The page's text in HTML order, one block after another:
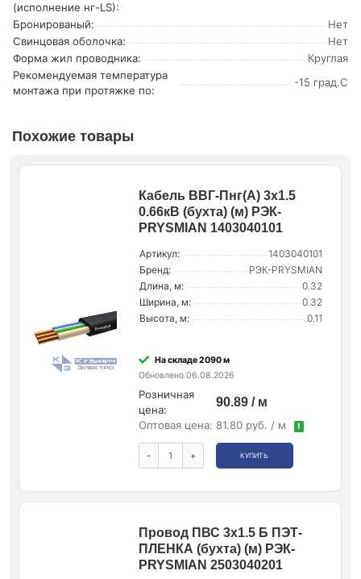
(исполнение нг-LS):
Бронированый:
Нет
Свинцовая оболочка:
Нет
Форма жил проводника:
Круглая
Рекомендуемая температура
монтажа при протяжке по:
-15 град.C
Похожие товары
Кабель ВВГ-Пнг(А) 3х1.5
0.66кВ (бухта) (м) РЭК-
PRYSMIAN 1403040101
Артикул:
1403040101
Бренд:
РЭК-PRYSMIAN
Длина, м:
0.32
Ширина, м:
0.32
Высота, м:
0.11
На складе 2090 м
Обновлено 06.08.2026
Розничная
цена:
90.89 / м
Оптовая цена: 81.80 руб. / м !
- + КУПИТЬ
Провод ПВС 3х1.5 Б ПЭТ-
ПЛЕНКА (бухта) (м) РЭК-
PRYSMIAN 2503040201